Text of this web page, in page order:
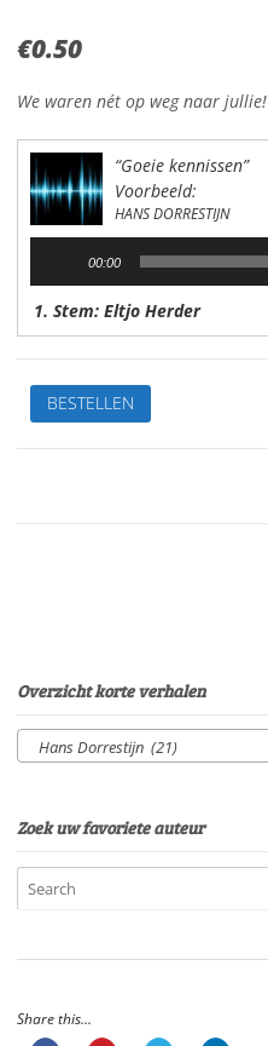
€0.50
We waren nét op weg naar jullie!
“Goeie kennissen”
Voorbeeld:
HANS DORRESTIJN
00:00
1. Stem: Eltjo Herder
Goeie
kennissenVan:
Hans
HerderSpeelduur:
BESTELLEN
Overzicht korte verhalen
Hans Dorrestijn (21)
Zoek uw favoriete auteur
Share this...